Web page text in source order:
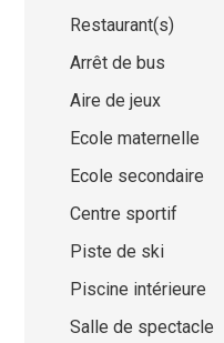
Restaurant(s)
Arrêt de bus
Aire de jeux
Ecole maternelle
Ecole secondaire
Centre sportif
Piste de ski
Piscine intérieure
Salle de spectacle